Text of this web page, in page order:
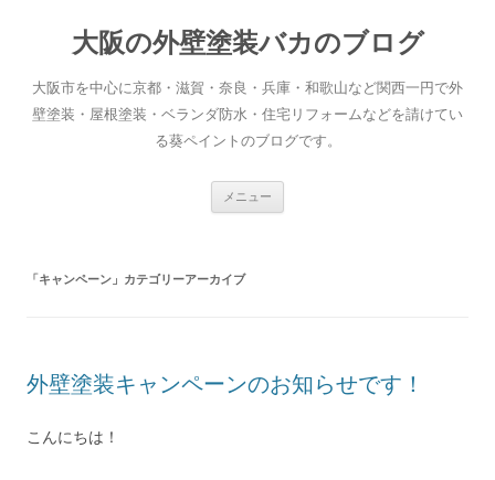
大阪の外壁塗装バカのブログ
大阪市を中心に京都・滋賀・奈良・兵庫・和歌山など関西一円で外
壁塗装・屋根塗装・ベランダ防水・住宅リフォームなどを請けてい
る葵ペイントのブログです。
メニュー
「キャンペーン 」カテゴリーアーカイブ
外壁塗装キャンペーンのお知らせです！
こんにちは！